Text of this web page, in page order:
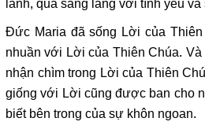
Đức Maria đã sống Lời của
nhuần với Lời của Thiên Chúa.
nhận chìm trong Lời của Thiên
giống với Lời cũng được ban cho
biết bên trong của sự khôn ngoan.